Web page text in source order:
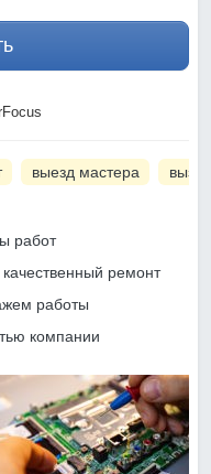
выезд мастера
работ
ремонт
работы
компании